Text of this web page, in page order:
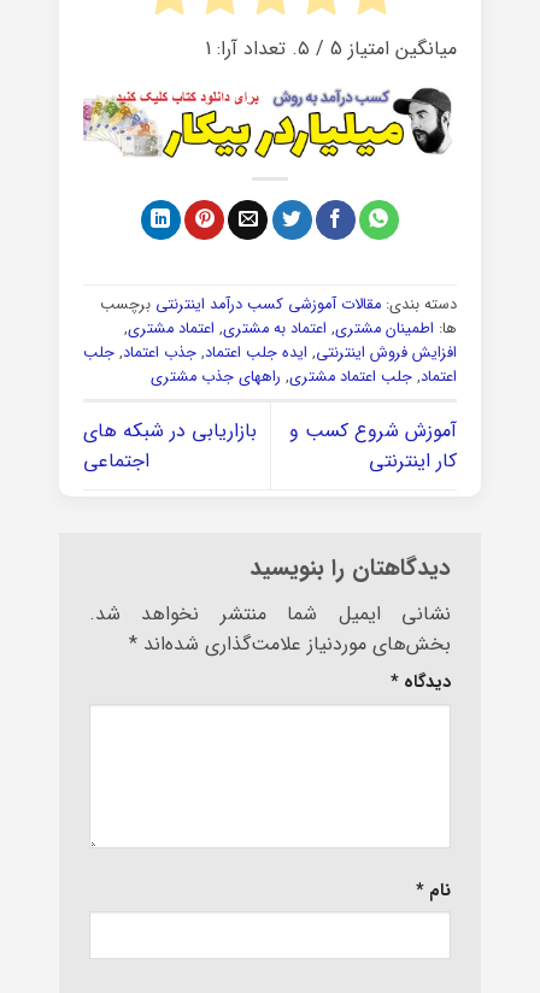
میانگین امتیاز 5/ ۵. تعداد آرا: 1
دسته بندی: مقالات آموزشی کسب درآمد اینترنتی برچسب
ها: اطمینان مشتری, اعتماد به مشتری, اعتماد مشتری,
افزایش فروش اینترنتی, ایده جلب اعتماد, جذب اعتماد, جلب
اعتماد, جلب اعتماد مشتری, راههای جذب مشتری
آموزش شروع کسب و
کار اینترنتی
بازاریابی در شبکه های
اجتماعی
دیدگاهتان را بنویسید
نشانی ایمیل شما منتشر نخواهد شد.
بخش‌های موردنیاز علامت‌گذاری شده‌اند *
دیدگاه *
نام *